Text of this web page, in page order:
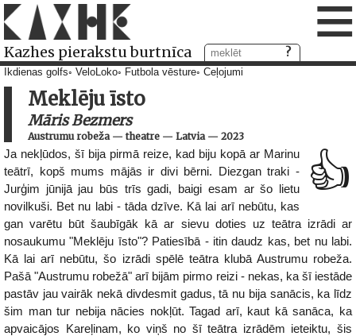
Kazhes pierakstu burtnīca ≡
Ikdienas golfs VeloLoko Futbola vēsture Ceļojumi
Meklēju īsto
Māris Bezmers
Austrumu robeža— theatre — Latvia— 2023
👍
Ja nekļūdos, šī bija pirmā reize, kad biju kopā ar Marinu
teātrī, kopš mums mājās ir divi bērni. Diezgan traki -
Jurģim jūnijā jau būs trīs gadi, baigi esam ar šo lietu
novilkuši. Bet nu labi - tāda dzīve. Kā lai arī nebūtu, kas
gan varētu būt šaubīgāk kā ar sievu doties uz teātra izrādi ar
nosaukumu "Meklēju īsto"? Patiesībā - itin daudz kas, bet nu labi.
Kā lai arī nebūtu, šo izrādi spēlē teātra klubā Austrumu robeža.
Pašā "Austrumu robežā" arī bijām pirmo reizi - nekas, ka šī iestāde
pastāv jau vairāk nekā divdesmit gadus, tā nu bija sanācis, ka līdz
šim man tur nebija nācies nokļūt. Tagad arī, kaut kā sanāca, ka
apvaicājos Kareļinam, ko viņš no šī teātra izrādēm ieteiktu, šis